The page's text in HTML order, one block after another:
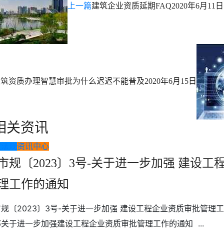
上一篇建筑企业资质延期FAQ2020年6月11日
资质办理智慧审批为什么迟迟不能普及2020年6月15日
关资讯
资讯中心
规〔2023〕3号-关于进一步加强 建设工
工作的通知
〔2023〕3号-关于进一步加强 建设工程企业资质审批管理
于进一步加强建设工程企业资质审批管理工作的通知 ...